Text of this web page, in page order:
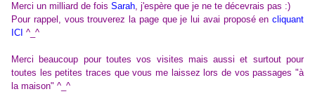
Merci un milliard de fois Sarah, j'espère que je ne te décevrais pas :)
Pour rappel, vous trouverez la page que je lui avai proposé en cliquant
ICI ^_^
Merci beaucoup pour toutes vos visites mais aussi et surtout pour
toutes les petites traces que vous me laissez lors de vos passages "à
la maison" ^_^